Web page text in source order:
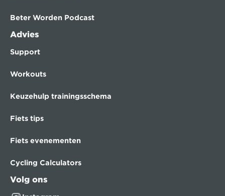
Beter Worden Podcast
Advies
Support
Workouts
Keuzehulp trainingsschema
Fiets tips
Fiets evenementen
Cycling Calculators
Volg ons